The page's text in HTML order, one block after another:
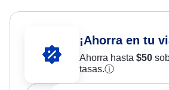
¡Ahorra en tu
Ahorra hasta $50
tasas.ⓘ